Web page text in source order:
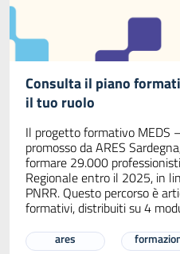
Consulta il piano
il tuo ruolo
Il progetto formativo MEDS
promosso da ARES
formare 29.000
Regionale entro il 2025, in
PNRR. Questo percorso è
formativi, distribuiti su 4
ares